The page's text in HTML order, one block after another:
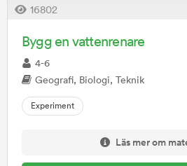
16802
Bygg en vattenrenare
4-6
Geografi, Biologi, Teknik
Experiment
Läs mer om